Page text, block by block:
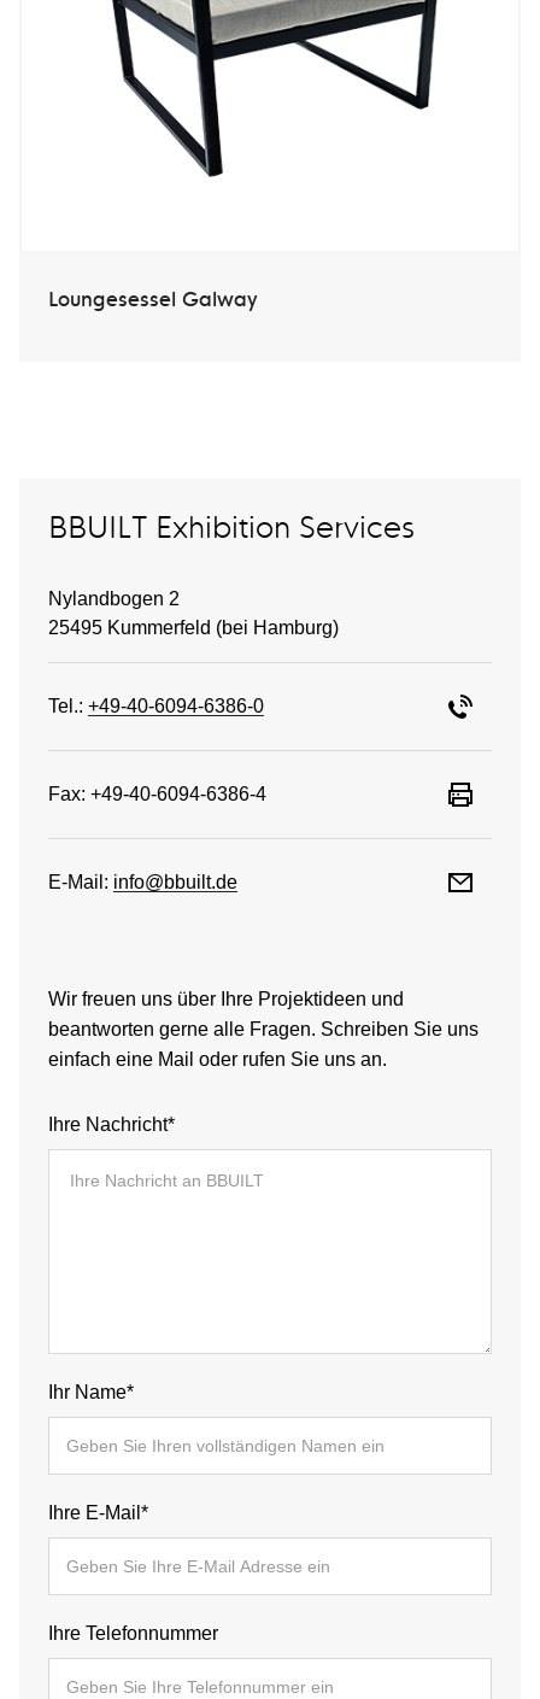
Loungesessel Galway
Wir freuen uns über Ihre Projektideen und
beantworten gerne alle Fragen. Schreiben Sie uns
einfach eine Mail oder rufen Sie uns an.
Ihre Nachricht*
Ihr Name*
Ihre E-Mail*
Ihre Telefonnummer
BBUILT Exhibition Services
Nylandbogen 2
25495 Kummerfeld (bei Hamburg)
Tel.: +49-40-6094-6386-0
Fax: +49-40-6094-6386-4
E-Mail: info@bbuilt.de